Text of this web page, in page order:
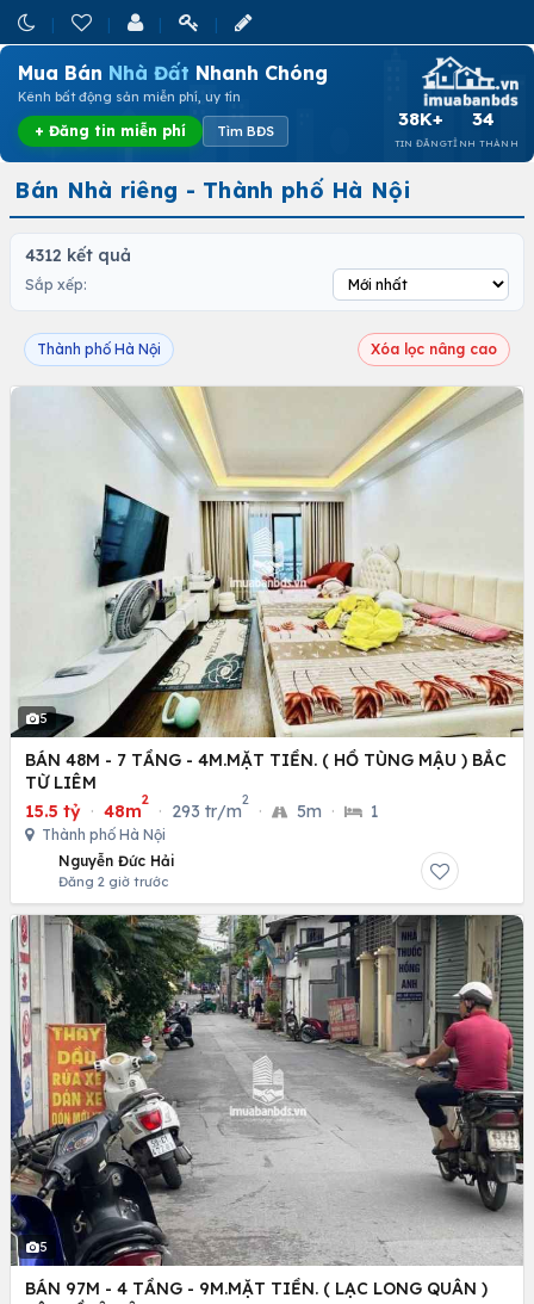
Mua Bán Nhà Đất Nhanh Chóng
Kênh bất động sản miễn phí, uy tín
+ Đăng tin miễn phí Tìm BĐS
38K+
TIN ĐĂNG
34
TỈNH THÀNH
Bán Nhà riêng - Thành phố Hà Nội
4312 kết quả
Sắp xếp:
Thành phố Hà Nội Xóa lọc nâng cao
5
BÁN 48M - 7 TẦNG - 4M.MẶT TIỀN. ( HỒ TÙNG MẬU ) BẮC
TỪ LIÊM
15.5 tỷ · 48m
2
· 293 tr/m
2
· 5m · 1
Thành phố Hà Nội
Nguyễn Đức Hải
Đăng 2 giờ trước
5
BÁN 97M - 4 TẦNG - 9M.MẶT TIỀN. ( LẠC LONG QUÂN )